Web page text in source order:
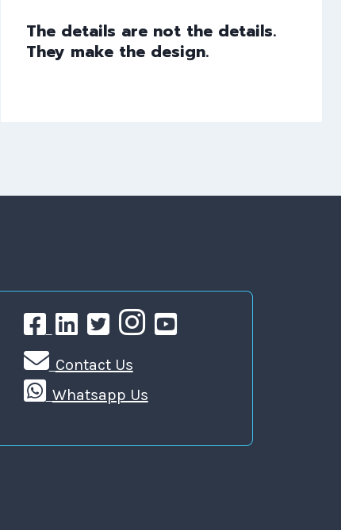
The details are not the details.
They make the design.
Contact Us
Whatsapp Us